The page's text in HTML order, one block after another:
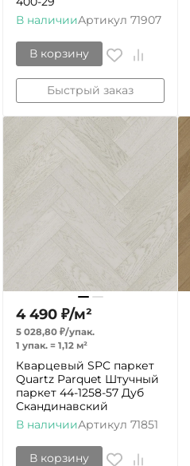
В наличииАртикул 71907
В корзину
Быстрый заказ
4 490 ₽/м²
5 028,80 ₽/упак.
1 упак. = 1,12 м²
Кварцевый SPC паркет
Quartz Parquet Штучный
паркет 44-1258-57 Дуб
Скандинавский
В наличииАртикул 71851
В корзину